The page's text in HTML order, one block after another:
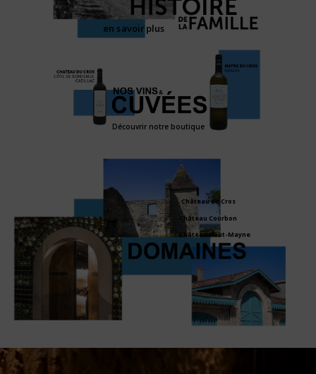
en savoir plus
Découvrir notre boutique
Château du Cros
Château Courbon
Château Haut-Mayne